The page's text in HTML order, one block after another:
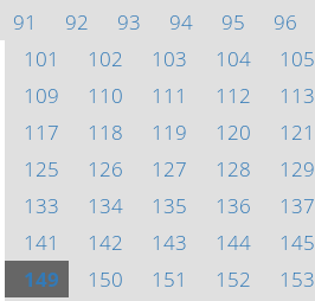
91
92 93 94 95 96
101
102 103 104 105
109
110 111 112 113
117
118 119 120 121
125
126 127 128 129
133
134 135 136 137
141
142 143 144 145
149
150 151 152 153